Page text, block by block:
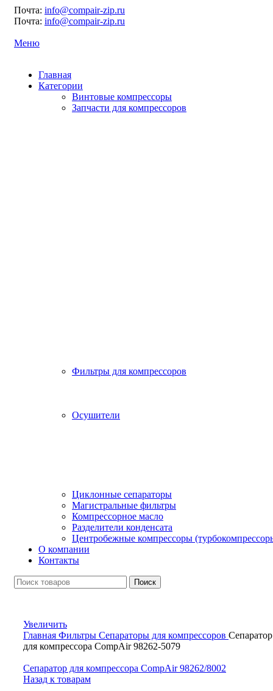
Почта: info@compair-zip.ru
Почта: info@compair-zip.ru
Меню
Главная
Категории
Винтовые компрессоры
Запчасти для компрессоров
Фильтры для компрессоров
Осушители
Циклонные сепараторы
Магистральные фильтры
Компрессорное масло
Разделители конденсата
Центробежные компрессоры
О компании
Контакты
Поиск
Увеличить
Главная Фильтры Сепараторы для компрессоров Сепаратор
для компрессора CompAir 98262-5079
Сепаратор для компрессора CompAir 98262/8002
Назад к товарам